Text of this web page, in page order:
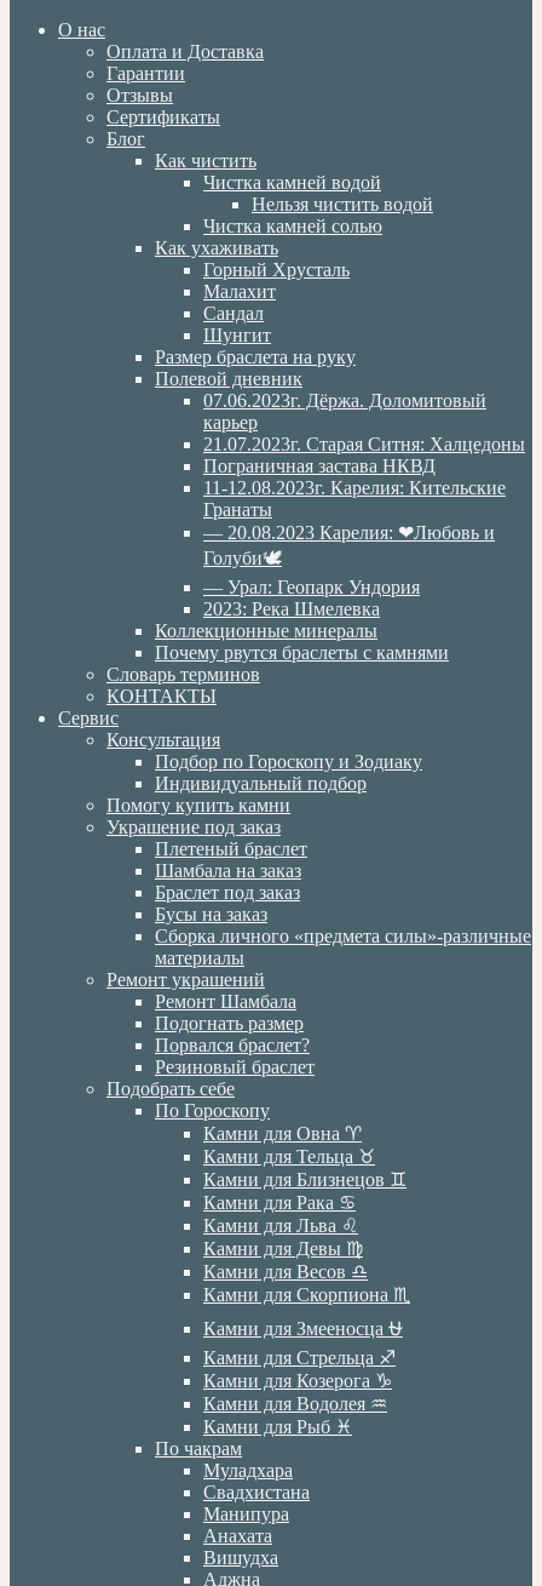
О нас
Оплата и Доставка
Гарантии
Отзывы
Сертификаты
Блог
Как чистить
Чистка камней водой
Нельзя чистить водой
Чистка камней солью
Как ухаживать
Горный Хрусталь
Малахит
Сандал
Шунгит
Размер браслета на руку
Полевой дневник
07.06.2023г. Дёржа. Доломитовый
карьер
21.07.2023г. Старая Ситня: Халцедоны
Пограничная застава НКВД
11-12.08.2023г. Карелия: Кительские
Гранаты
— 20.08.2023 Карелия: ❤Любовь и
Голуби🕊
— Урал: Геопарк Ундория
2023: Река Шмелевка
Коллекционные минералы
Почему рвутся браслеты с камнями
Словарь терминов
КОНТАКТЫ
Сервис
Консультация
Подбор по Гороскопу и Зодиаку
Индивидуальный подбор
Помогу купить камни
Украшение под заказ
Плетеный браслет
Шамбала на заказ
Браслет под заказ
Бусы на заказ
Сборка личного «предмета силы»-различные
материалы
Ремонт украшений
Ремонт Шамбала
Подогнать размер
Порвался браслет?
Резиновый браслет
Подобрать себе
По Гороскопу
Камни для Овна ♈️
Камни для Тельца ♉️
Камни для Близнецов ♊️
Камни для Рака ♋️
Камни для Льва ♌️
Камни для Девы ♍️
Камни для Весов ♎️
Камни для Скорпиона ♏️
Камни для Змееносца ⛎
Камни для Стрельца ♐️
Камни для Козерога ♑️
Камни для Водолея ♒️
Камни для Рыб ♓️
По чакрам
Муладхара
Свадхистана
Манипура
Анахата
Вишудха
Аджна